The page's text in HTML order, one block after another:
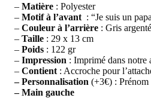
– Matière : Polyester
– Motif à l’avant : “Je suis un
– Couleur à l’arrière : Gris argenté
– Taille : 29 x 13 cm
– Poids : 122 gr
– Impression : Imprimé dans notre
– Contient : Accroche pour
– Personnalisation (+3€) : Prénom
– Main gauche